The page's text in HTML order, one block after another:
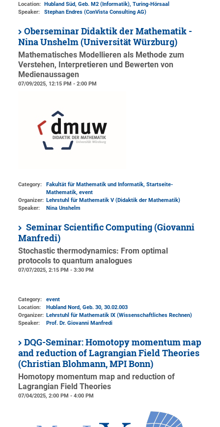
Location: Hubland Süd, Geb. M2 (Informatik), Turing-Hörsaal
Speaker:
Stephan Endres (ConVista Consulting AG)
Oberseminar Didaktik der Mathematik -
Nina Unshelm (Universität Würzburg)
Mathematisches Modellieren als Methode zum
Verstehen, Interpretieren und Bewerten von
Medienaussagen
07/09/2025, 12:15 PM - 2:00 PM
Category:
Fakultät für Mathematik und Informatik, Startseite-
Mathematik, event
Organizer: Lehrstuhl für Mathematik V (Didaktik der Mathematik)
Speaker:
Nina Unshelm
Seminar Scientific Computing (Giovanni
Manfredi)
Stochastic thermodynamics: From optimal
protocols to quantum analogues
07/07/2025, 2:15 PM - 3:30 PM
Category:
event
Location:
Hubland Nord, Geb. 30, 30.02.003
Organizer: Lehrstuhl für Mathematik IX (Wissenschaftliches Rechnen)
Speaker:
Prof. Dr. Giovanni Manfredi
DQG-Seminar: Homotopy momentum map
and reduction of Lagrangian Field Theories
(Christian Blohmann, MPI Bonn)
Homotopy momentum map and reduction of
Lagrangian Field Theories
07/04/2025, 2:00 PM - 4:00 PM